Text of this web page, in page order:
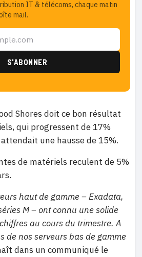
IT & télécoms, chaque matin
mail.
Shores doit ce bon résultat
qui progressent de 17%
une hausse de 15%.
de matériels reculent de 5%
haut de gamme – Exadata,
M – ont connu une solide
au cours du trimestre. A
de nos serveurs bas de gamme
dans un communiqué le